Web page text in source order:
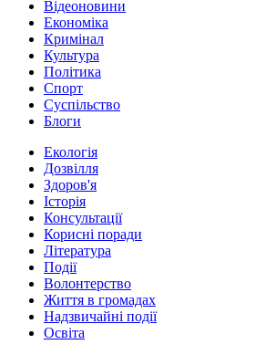
Відеоновини
Економіка
Кримінал
Культура
Політика
Спорт
Суспільство
Блоги
Екологія
Дозвілля
Здоров'я
Історія
Консультації
Корисні поради
Література
Події
Волонтерство
Життя в громадах
Надзвичайні події
Освіта